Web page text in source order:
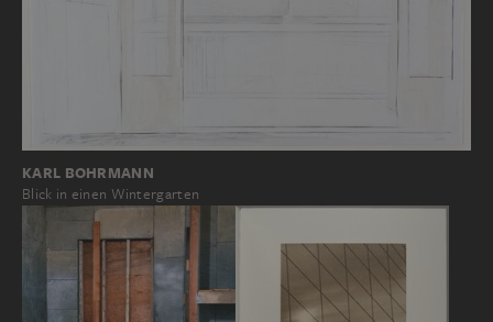
KARL BOHRMANN
Blick in einen Wintergarten